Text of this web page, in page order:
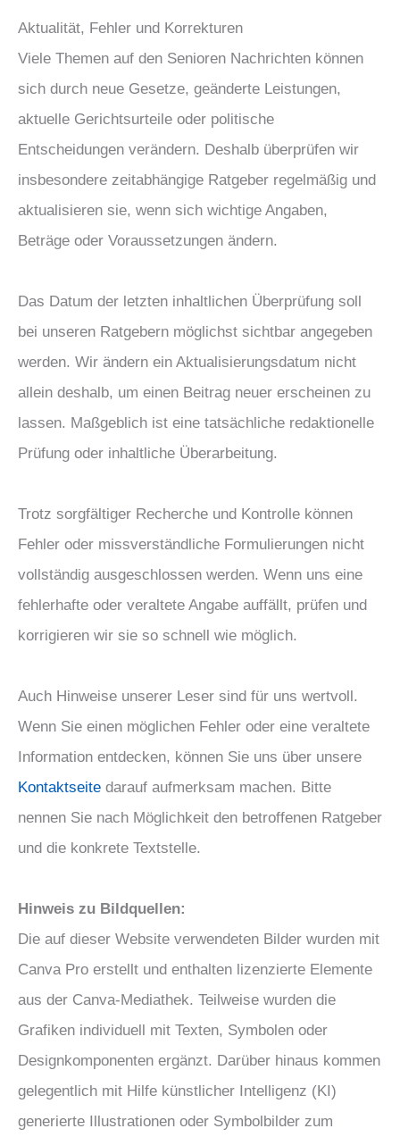
Aktualität, Fehler und Korrekturen
Viele Themen auf den Senioren Nachrichten können
sich durch neue Gesetze, geänderte Leistungen,
aktuelle Gerichtsurteile oder politische
Entscheidungen verändern. Deshalb überprüfen wir
insbesondere zeitabhängige Ratgeber regelmäßig und
aktualisieren sie, wenn sich wichtige Angaben,
Beträge oder Voraussetzungen ändern.
Das Datum der letzten inhaltlichen Überprüfung soll
bei unseren Ratgebern möglichst sichtbar angegeben
werden. Wir ändern ein Aktualisierungsdatum nicht
allein deshalb, um einen Beitrag neuer erscheinen zu
lassen. Maßgeblich ist eine tatsächliche redaktionelle
Prüfung oder inhaltliche Überarbeitung.
Trotz sorgfältiger Recherche und Kontrolle können
Fehler oder missverständliche Formulierungen nicht
vollständig ausgeschlossen werden. Wenn uns eine
fehlerhafte oder veraltete Angabe auffällt, prüfen und
korrigieren wir sie so schnell wie möglich.
Auch Hinweise unserer Leser sind für uns wertvoll.
Wenn Sie einen möglichen Fehler oder eine veraltete
Information entdecken, können Sie uns über unsere
Kontaktseite darauf aufmerksam machen. Bitte
nennen Sie nach Möglichkeit den betroffenen Ratgeber
und die konkrete Textstelle.
Hinweis zu Bildquellen:
Die auf dieser Website verwendeten Bilder wurden mit
Canva Pro erstellt und enthalten lizenzierte Elemente
aus der Canva-Mediathek. Teilweise wurden die
Grafiken individuell mit Texten, Symbolen oder
Designkomponenten ergänzt. Darüber hinaus kommen
gelegentlich mit Hilfe künstlicher Intelligenz (KI)
generierte Illustrationen oder Symbolbilder zum